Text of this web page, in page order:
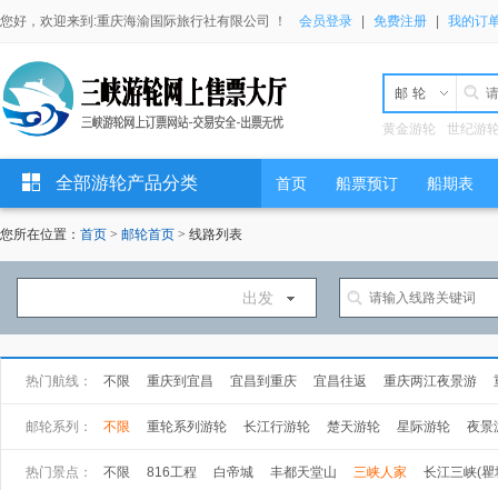
您好，欢迎来到:重庆海渝国际旅行社有限公司 ！ 会员登录 免费注册 我的订
邮轮
黄金游轮 世纪游
全部游轮产品分类 首页 船票预订 船期表
您所在位置： 首页 > 邮轮首页 > 线路列表
出发
热门航线： 不限 重庆到宜昌 宜昌到重庆 宜昌往返 重庆两江夜景游
邮轮系列：
不限 重轮系列游轮 长江行游轮 楚天游轮 星际游轮
夜景
热门景点：
不限 816工程 白帝城 丰都天堂山 三峡人家
长江三峡(